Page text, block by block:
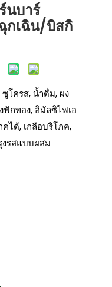
นบาร์
กเฉิน/บิสกิ
โครส, น้ำดื่ม, ผง
ฟักทอง, อิมัลซิไฟเอ
ได้, เกลือบริโภค,
งรสแบบผสม